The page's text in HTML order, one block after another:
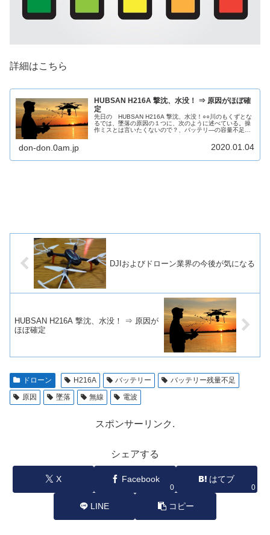
詳細はこちら
HUBSAN H216A 撃沈、水没！ ⇒ 原因がほぼ確
定
先日の HUBSAN H216A 撃沈、水没！○○川のもくずとな
るでは、墜落の原因の１つに、次のように述べている。操
作ミスとは言いたくないので？、バッテリ―の容量不足か
don-don.0am.jp 2020.01.04
DJIおよびドローン業界の今後が気になる
HUBSAN H216A 撃沈、水没！ ⇒ 原因が
ほぼ確定
ドローン H216A バッテリー
バッテリー残量不足
原因
墜落 無線 電波
スポンサーリンク.
シェアする
X Facebook
0
はてブ
0
LINE コピー